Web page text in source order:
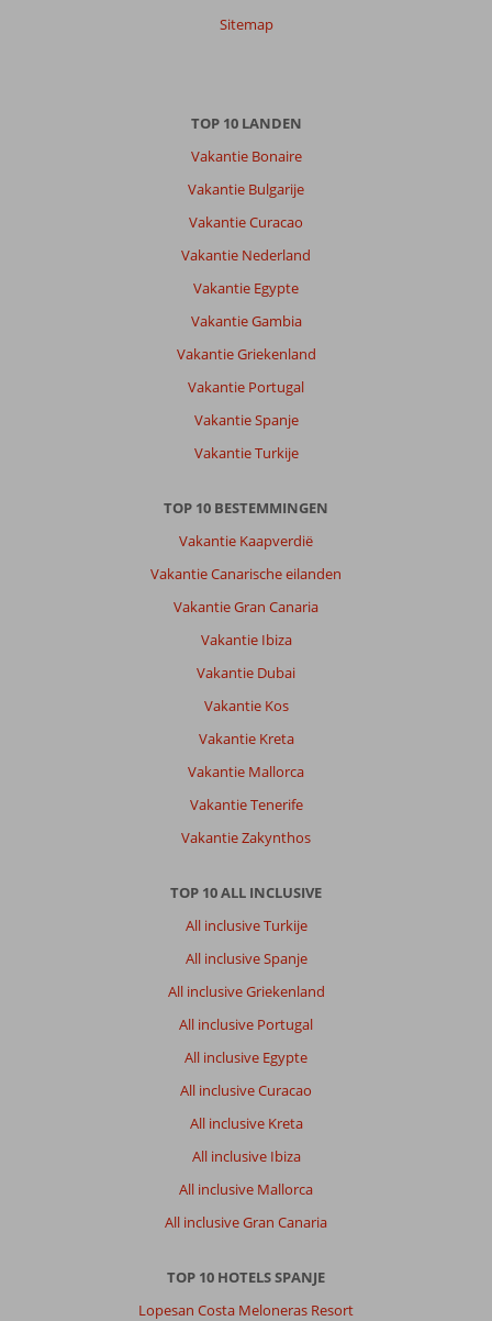
Sitemap
TOP 10 LANDEN
Vakantie Bonaire
Vakantie Bulgarije
Vakantie Curacao
Vakantie Nederland
Vakantie Egypte
Vakantie Gambia
Vakantie Griekenland
Vakantie Portugal
Vakantie Spanje
Vakantie Turkije
TOP 10 BESTEMMINGEN
Vakantie Kaapverdië
Vakantie Canarische eilanden
Vakantie Gran Canaria
Vakantie Ibiza
Vakantie Dubai
Vakantie Kos
Vakantie Kreta
Vakantie Mallorca
Vakantie Tenerife
Vakantie Zakynthos
TOP 10 ALL INCLUSIVE
All inclusive Turkije
All inclusive Spanje
All inclusive Griekenland
All inclusive Portugal
All inclusive Egypte
All inclusive Curacao
All inclusive Kreta
All inclusive Ibiza
All inclusive Mallorca
All inclusive Gran Canaria
TOP 10 HOTELS SPANJE
Lopesan Costa Meloneras Resort